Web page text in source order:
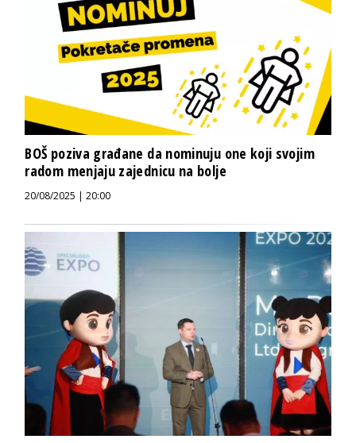
BOŠ poziva građane da nominuju one koji svojim
radom menjaju zajednicu na bolje
20/08/2025 | 20:00